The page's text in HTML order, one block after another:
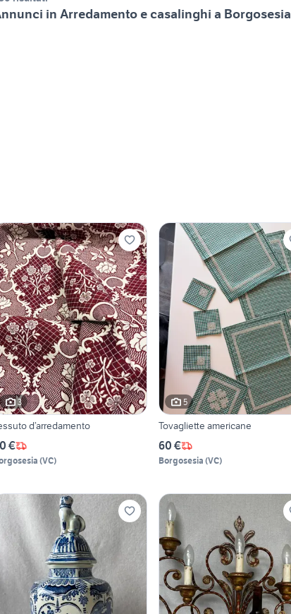
in Arredamento e casalinghi a Borgosesia
3
d’arredamento
€
(VC)
5
Tovagliette americane
60 €
Borgosesia (VC)